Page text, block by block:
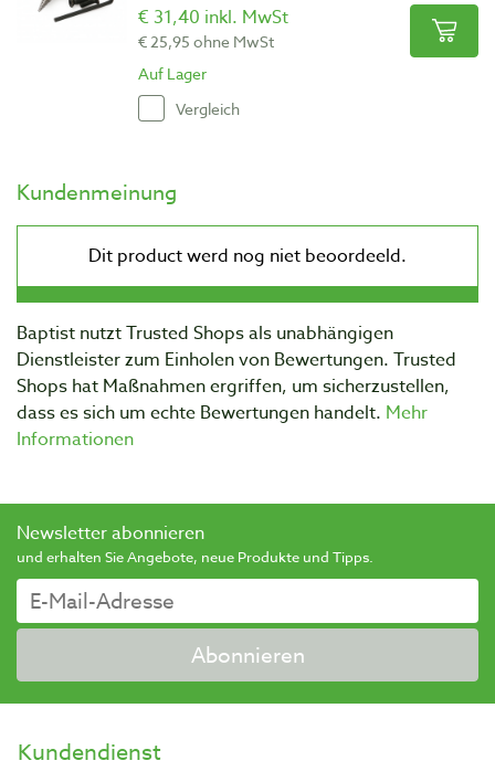
€ 31,40 inkl. MwSt
€ 25,95 ohne MwSt
Auf Lager
Vergleich
Kundenmeinung
Baptist nutzt Trusted Shops als unabhängigen
Dienstleister zum Einholen von Bewertungen. Trusted
Shops hat Maßnahmen ergriffen, um sicherzustellen,
dass es sich um echte Bewertungen handelt. Mehr
Informationen
Newsletter abonnieren
und erhalten Sie Angebote, neue Produkte und Tipps.
Abonnieren
Kundendienst